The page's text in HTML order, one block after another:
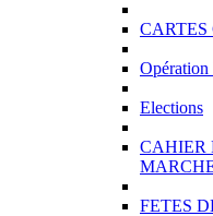
CARTES
Elections
CAHIER
FETES